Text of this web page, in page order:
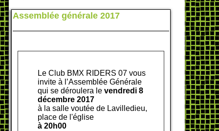
Assemblée générale 2017
Le Club BMX RIDERS 07 vous
invite à l’Assemblée Générale
qui se déroulera le vendredi 8
décembre 2017
à la salle voutée de Lavilledieu,
place de l'église
à 20h00